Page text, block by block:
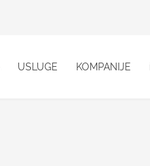
USLUGE KOMPANIJE